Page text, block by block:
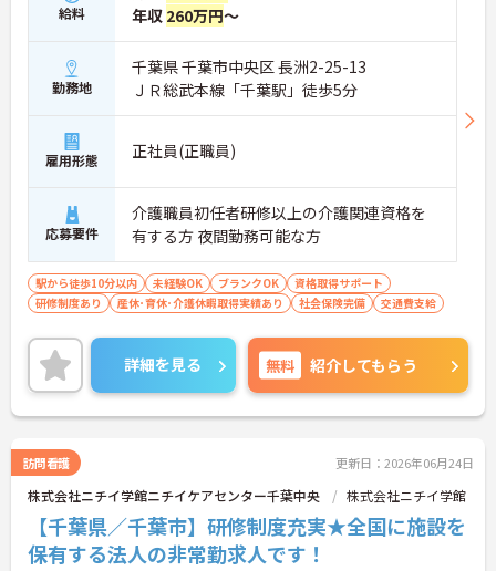
給料
年収 260万円～
勤務地
千葉県 千葉市中央区 長洲2-25-13
ＪＲ総武本線「千葉駅」徒歩5分
雇用形態 正社員(正職員)
応募要件
介護職員初任者研修以上の介護関連資格を
有する方 夜間勤務可能な方
駅から徒歩10分以内 未経験OK ブランクOK
資格取得サポート
研修制度あり
産休･育休･介護休暇取得実績あり 社会保険完備 交通費支給
詳細を見る 無料 紹介してもらう
訪問看護 更新日：2026年06月24日
株式会社ニチイ学館ニチイケアセンター千葉中央 株式会社ニチイ学館
【千葉県／千葉市】研修制度充実★全国に施設を
保有する法人の非常勤求人です！